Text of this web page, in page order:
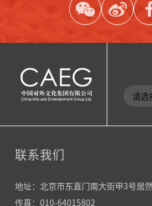
联系我们
地址：北京市东直门南大街甲3号居
传真：010-64015802